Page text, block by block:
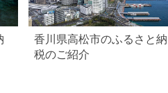
香川県高松市のふるさと納
税のご紹介